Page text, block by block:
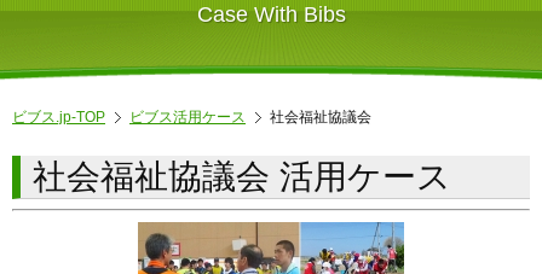
Case With Bibs
ビブス.jp-TOP ビブス活用ケース 社会福祉協議会
社会福祉協議会 活用ケース